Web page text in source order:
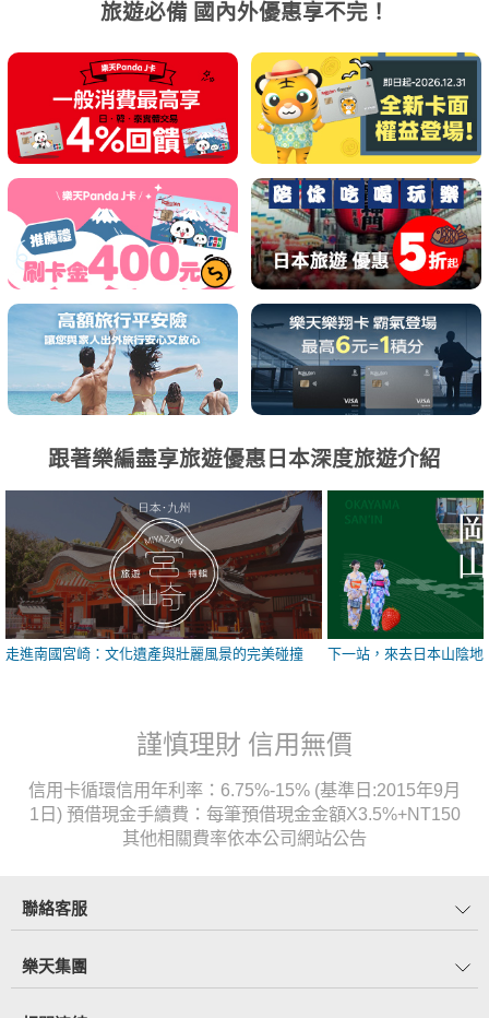
旅遊必備 國內外優惠享不完！
跟著樂編盡享旅遊優惠日本深度旅遊介紹
走進南國宮崎：文化遺產與壯麗風景的完美碰撞 下一站，來去日本山陰地
謹慎理財 信用無價
信用卡循環信用年利率：6.75%-15% (基準日:2015年9月
1日) 預借現金手續費：每筆預借現金金額X3.5%+NT150
其他相關費率依本公司網站公告
聯絡客服
樂天集團